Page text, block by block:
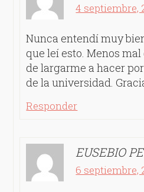
4 septiembre,
Nunca entendí muy
que leí esto. Menos
de largarme a hacer
de la universidad.
Responder
EUSEBIO
6 septiembre,